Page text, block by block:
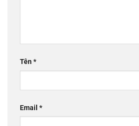
Tên*
Email *